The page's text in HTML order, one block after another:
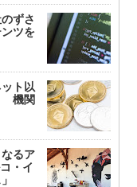
ずさ
ツを
ト以
機関
なるア
・イ